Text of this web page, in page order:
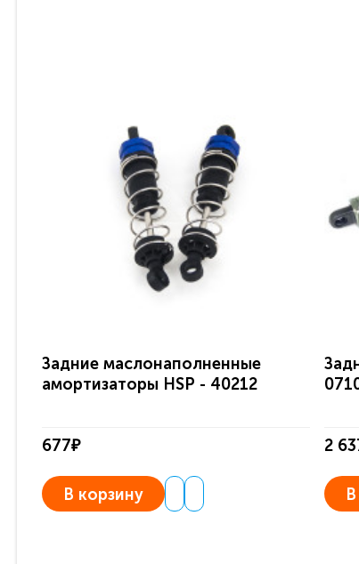
Задние маслонаполненные
амортизаторы HSP - 40212
677₽
В корзину
2